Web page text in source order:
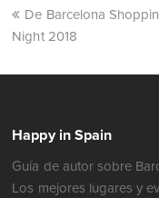
De Barcelona
Night 2018
Happy in Spain
Guía de autor sobre
Los mejores lugares y